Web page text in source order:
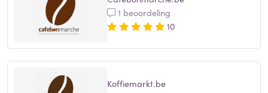
1 beoordeling
10
Koffiemarkt.be